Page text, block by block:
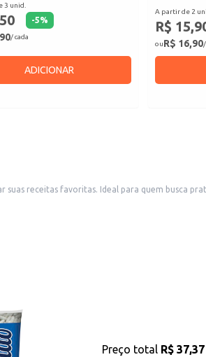
3 unid.
-5%
/ cada
ADICIONAR
A partir de 2
R$
ouR$ 16,90/
receitas favoritas. Ideal para quem busca
preparar pratos deliciosos e versáteis,
Preço total R$ 37,37